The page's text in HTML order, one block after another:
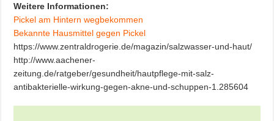
Weitere Informationen:
Pickel am Hintern wegbekommen
Bekannte Hausmittel gegen Pickel
https://www.zentraldrogerie.de/magazin/salzwasser-und-haut/
http://www.aachener-
zeitung.de/ratgeber/gesundheit/hautpflege-mit-salz-
antibakterielle-wirkung-gegen-akne-und-schuppen-1.285604